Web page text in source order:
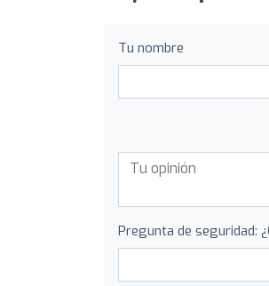
Tu nombre
Pregunta de seguridad: